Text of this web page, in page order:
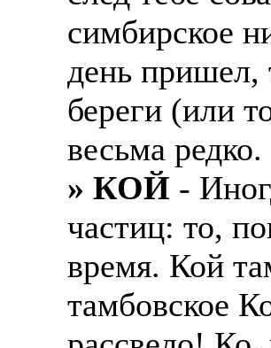
симбирское
день пришел,
береги (или
весьма редко.
» КОЙ -
частиц: то,
время. Кой
тамбовское